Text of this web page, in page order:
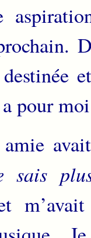
pour
sais